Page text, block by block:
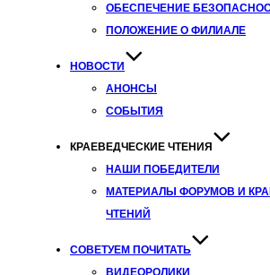
ОБЕСПЕЧЕНИЕ
ПОЛОЖЕНИЕ О ФИЛИАЛЕ
НОВОСТИ
АНОНСЫ
СОБЫТИЯ
КРАЕВЕДЧЕСКИЕ ЧТЕНИЯ
НАШИ ПОБЕДИТЕЛИ
МАТЕРИАЛЫ ФОРУМОВ И
ЧТЕНИЙ
СОВЕТУЕМ ПОЧИТАТЬ